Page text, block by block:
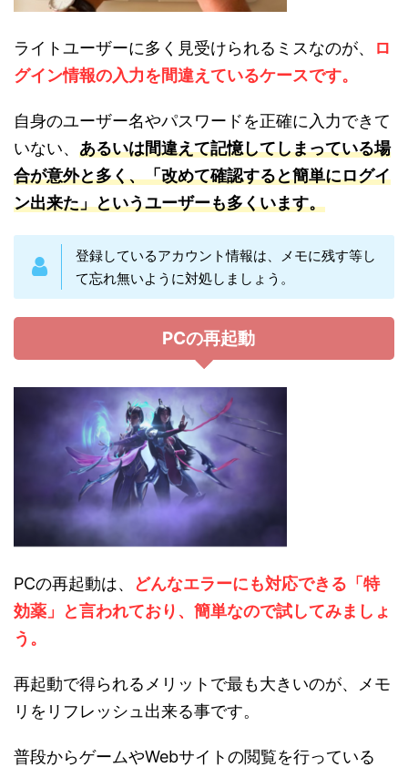
ライトユーザーに多く見受けられるミスなのが、
ロ
グイン情報の入力を間違えているケースです。
自身のユーザー名やパスワードを正確に入力できて
いない、 あるいは間違えて記憶してしまっている場
合が意外と多く、「改めて確認すると簡単にログイ
ン出来た」というユーザーも多くいます。
登録しているアカウント情報は、メモに残す等し
て忘れ無いように対処しましょう。
PCの再起動
PCの再起動は、
どんなエラーにも対応できる「特
効薬」と言われており、簡単なので試してみましょ
う。
再起動で得られるメリットで最も大きいのが、メモ
リをリフレッシュ出来る事です。
普段からゲームやWebサイトの閲覧を行っている